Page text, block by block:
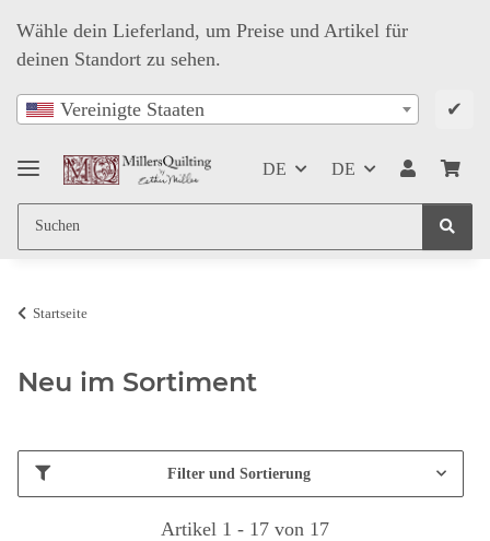
Wähle dein Lieferland, um Preise und Artikel für
deinen Standort zu sehen.
Vereinigte Staaten ✔
DE DE
Startseite
Neu im Sortiment
Filter und Sortierung
Artikel 1 - 17 von 17